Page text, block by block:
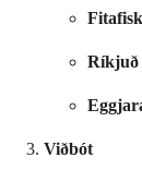
Viðbót